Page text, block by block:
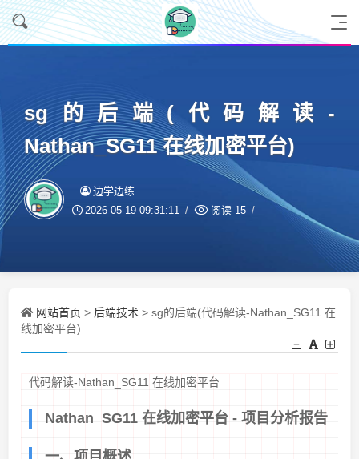
sg的后端(代码解读-
Nathan_SG11 在线加密平台)
边学边练
2026-05-19 09:31:11 阅读 15
网站首页 > 后端技术 > sg的后端(代码解读-Nathan_SG11 在
线加密平台)
代码解读-Nathan_SG11 在线加密平台
Nathan_SG11 在线加密平台 - 项目分析报告